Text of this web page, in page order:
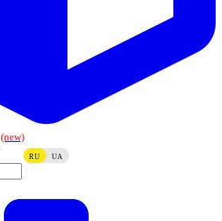
(new)
RU UA